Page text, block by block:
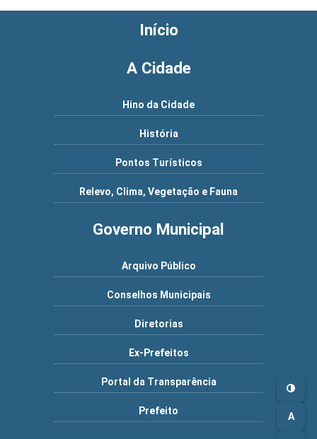
A
Início
A Cidade
Hino da Cidade
História
Pontos Turísticos
Relevo, Clima, Vegetação e Fauna
Governo Municipal
Arquivo Público
Conselhos Municipais
Diretorias
Ex-Prefeitos
Portal da Transparência
Prefeito